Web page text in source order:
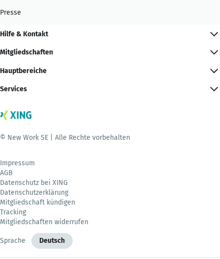
Presse
Hilfe & Kontakt
Mitgliedschaften
Hauptbereiche
Services
© New Work SE | Alle Rechte vorbehalten
Impressum
AGB
Datenschutz bei XING
Datenschutzerklärung
Mitgliedschaft kündigen
Tracking
Mitgliedschaften widerrufen
Sprache Deutsch